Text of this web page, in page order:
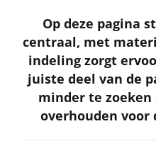
Op deze pagina
centraal, met
indeling zorgt
juiste deel van de
minder te
overhouden